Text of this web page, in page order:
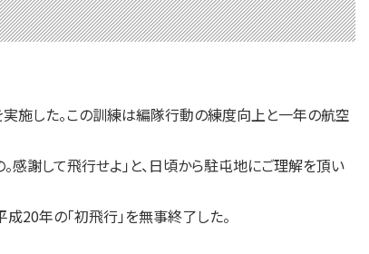
施した。この訓練は編隊行動の練度向上と一年の航空
謝して飛行せよ」と、日頃から駐屯地にご理解を頂い
年の「初飛行」を無事終了した。